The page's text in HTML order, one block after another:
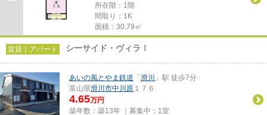
所在階：1階
間取り：1K
面積：30.79㎡
賃貸｜アパート シーサイド・ヴィラⅠ
あいの風とやま鉄道 「 滑川
」駅 徒歩7分
富山県滑川市中川原 １７６
4.65万円
築年数：築13年 ｜募集中： 1室